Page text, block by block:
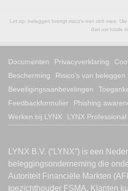
Let op: beleggen brengt risico's met zich mee.
dan uw totale
Documenten Privacyverklaring
Bescherming
Risico’s van beleggen
Beveiligingsaanbevelingen
Feedbackformulier
Phishing
Werken bij LYNX
LYNX